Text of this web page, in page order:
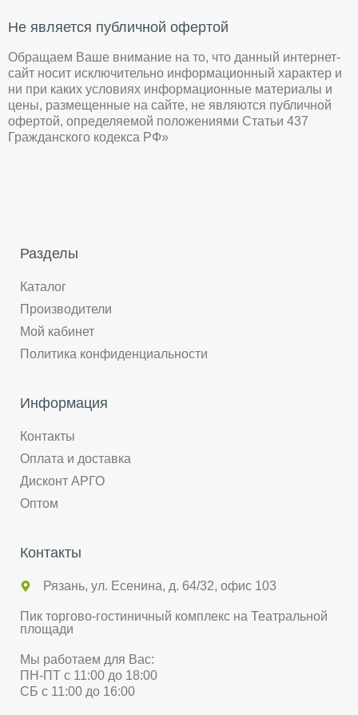
Не является публичной офертой
Обращаем Ваше внимание на то, что данный интернет-
сайт носит исключительно информационный характер и
ни при каких условиях информационные материалы и
цены, размещенные на сайте, не являются публичной
офертой, определяемой положениями Статьи 437
Гражданского кодекса РФ»
Разделы
Каталог
Производители
Мой кабинет
Политика конфиденциальности
Информация
Контакты
Оплата и доставка
Дисконт АРГО
Оптом
Контакты
Рязань, ул. Есенина, д. 64/32, офис 103
Пик торгово-гостиничный комплекс на Театральной
площади
Мы работаем для Вас:
ПН-ПТ с 11:00 до 18:00
СБ с 11:00 до 16:00